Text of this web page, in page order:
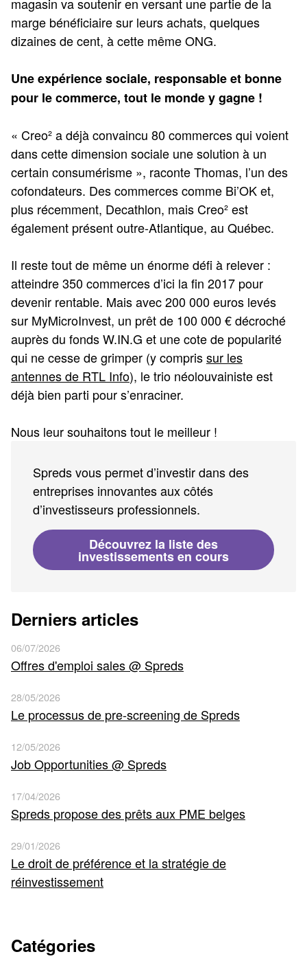
marge bénéficiaire sur leurs achats, quelques
dizaines de cent, à cette même ONG.
Une expérience sociale, responsable et bonne
pour le commerce, tout le monde y gagne !
« Creo² a déjà convaincu 80 commerces qui voient
dans cette dimension sociale une solution à un
certain consumérisme », raconte Thomas, l’un des
cofondateurs. Des commerces comme Bi’OK et,
plus récemment, Decathlon, mais Creo² est
également présent outre-Atlantique, au Québec.
Il reste tout de même un énorme défi à relever :
atteindre 350 commerces d’ici la fin 2017 pour
devenir rentable. Mais avec 200 000 euros levés
sur MyMicroInvest, un prêt de 100 000 € décroché
auprès du fonds W.IN.G et une cote de popularité
qui ne cesse de grimper (y comprissur les
antennes de RTL Info), le trio néolouvainiste est
déjà bien parti pour s’enraciner.
Nous leur souhaitons tout le meilleur !
Spreds vous permet d’investir dans des
entreprises innovantes aux côtés
d’investisseurs professionnels.
Découvrez la liste des
investissements en cours
Derniers articles
06/07/2026
Offres d'emploi sales @ Spreds
28/05/2026
Le processus de pre-screening de Spreds
12/05/2026
Job Opportunities @ Spreds
17/04/2026
Spreds propose des prêts aux PME belges
29/01/2026
Le droit de préférence et la stratégie de
réinvestissement
Catégories